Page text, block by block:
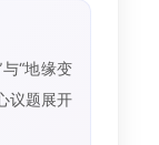
“地缘变
议题展开